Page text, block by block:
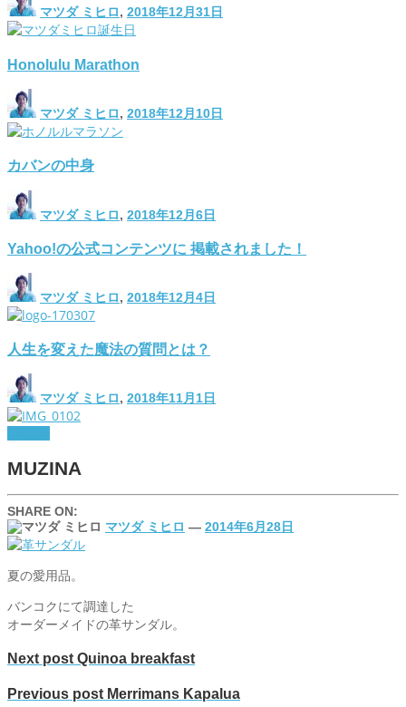
マツダ ミヒロ, 2018年12月31日
Honolulu Marathon
マツダ ミヒロ, 2018年12月10日
カバンの中身
マツダ ミヒロ, 2018年12月6日
Yahoo!の公式コンテンツに 掲載されました！
マツダ ミヒロ, 2018年12月4日
人生を変えた魔法の質問とは？
マツダ ミヒロ, 2018年11月1日
MUZINA
SHARE ON:
マツダ ミヒロ — 2014年6月28日
夏の愛用品。
バンコクにて調達した
オーダーメイドの革サンダル。
Next post Quinoa breakfast
Previous post Merrimans Kapalua